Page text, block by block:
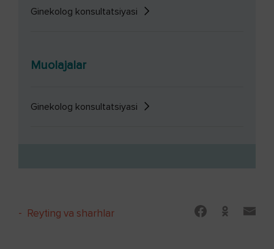
Ginekolog konsultatsiyasi
Muolajalar
Ginekolog konsultatsiyasi
- Reyting va sharhlar